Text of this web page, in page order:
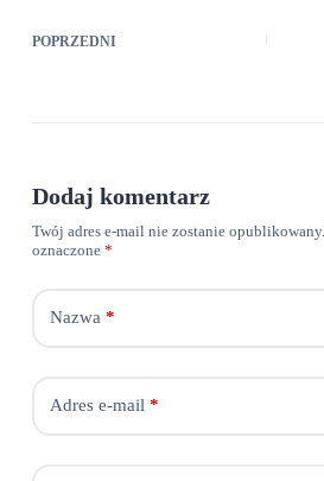
POPRZEDNI
Dodaj komentarz
Twój adres e-mail nie zostanie opublikowany.
oznaczone *
Nazwa*
Adres e-mail*